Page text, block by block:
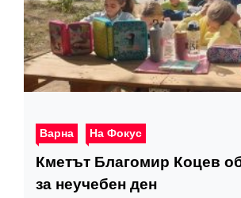
Варна На Фокус
Кметът Благомир Коцев
за неучебен ден